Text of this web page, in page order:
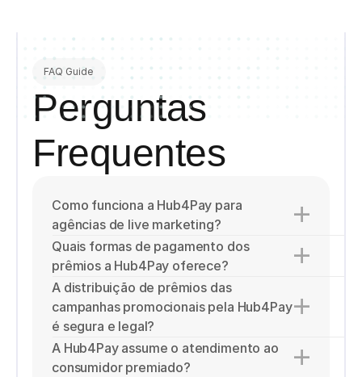
FAQ Guide
Perguntas
Frequentes
Como funciona a Hub4Pay para
agências de live marketing?
Quais formas de pagamento dos
prêmios a Hub4Pay oferece?
A distribuição de prêmios das
campanhas promocionais pela Hub4Pay
é segura e legal?
A Hub4Pay assume o atendimento ao
consumidor premiado?